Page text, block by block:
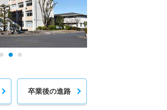
卒業後の進路